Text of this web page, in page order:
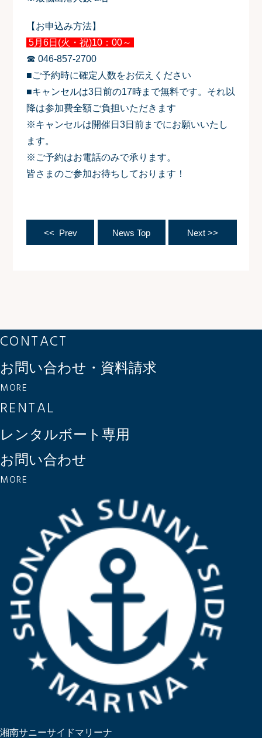
【お申込み方法】
5月6日(火・祝)10：00～
☎ 046-857-2700
■ご予約時に確定人数をお伝えください
■キャンセルは3日前の17時まで無料です。それ以
降は参加費全額ご負担いただきます
※キャンセルは開催日3日前までにお願いいたし
ます。
※ご予約はお電話のみで承ります。
皆さまのご参加お待ちしております！
<< Prev News Top Next >>
CONTACT
お問い合わせ・資料請求
MORE
RENTAL
レンタルボート専用
お問い合わせ
MORE
湘南サニーサイドマリーナ